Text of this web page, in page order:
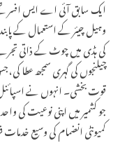
وہیل چیئر کے استعمال کے
کی ہڈی میں چوٹ کے ذاتی تجربے
قوت بخشی۔ انہوں نے اسپائنل
جو کشمیر میں اپنی نوعیت کی
کمیونٹی انضمام کی وسیع خدمات